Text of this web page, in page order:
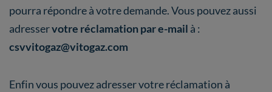
pourra répondre à votre demande. Vous pouvez aussi
adresservotre réclamation par e-mail à :
csvvitogaz@vitogaz.com
Enfin vous pouvez adresser votre réclamation à